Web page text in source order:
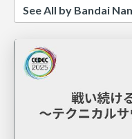
See All by Bandai